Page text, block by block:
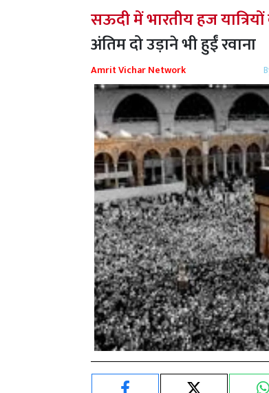
सऊदी में भारतीय हज
अंतिम दो उड़ाने भी हुईं रवाना
Amrit Vichar Network